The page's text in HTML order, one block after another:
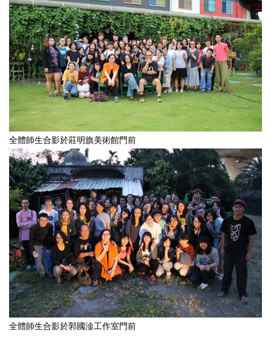
全體師生合影於莊明旗美術館門前
全體師生合影於郭國淦工作室門前